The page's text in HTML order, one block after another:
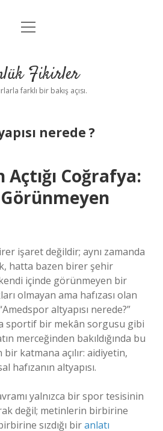
Anasayfa
Yasal Uyarı
menüyü
Fikirler
farklı bir bakış açısı.
nerede ?
Coğrafya:
işaret değildir; aynı zamanda
hatta bazen birer şehir
kendi içinde görünmeyen bir
olmayan ama hafızası olan
altyapısı nerede?”
sportif bir mekân sorgusu gibi
merceğinden bakıldığında bu
katmana açılır: aidiyetin,
hafızanın altyapısı.
yalnızca bir spor tesisinin
değil; metinlerin birbirine
sızdığı biranlatı